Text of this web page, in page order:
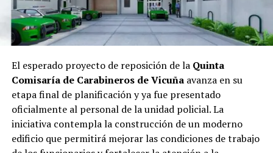
El esperado proyecto de reposición de la Quinta
Comisaría de Carabineros de Vicuñaavanza en su
etapa final de planificación y ya fue presentado
oficialmente al personal de la unidad policial. La
iniciativa contempla la construcción de un moderno
edificio que permitirá mejorar las condiciones de trabajo